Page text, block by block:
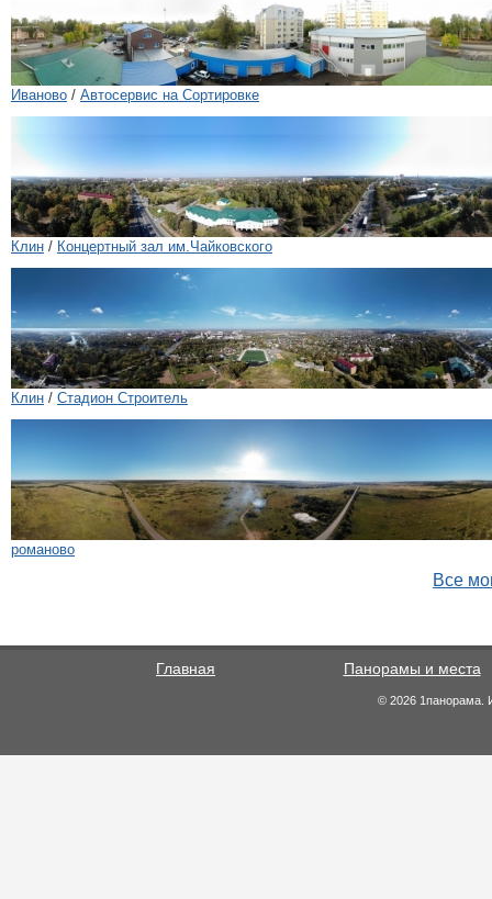
Иваново / Автосервис на Сортировке
Клин / Концертный зал им.Чайковского
Клин / Стадион Строитель
романово
Все
Главная Панорамы и места
© 2026 1панорама.